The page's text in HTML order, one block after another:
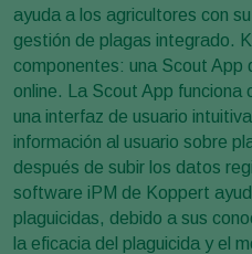
ayuda a los agricultores con
gestión de plagas integrado.
componentes: una Scout App
online. La Scout App funciona
una interfaz de usuario
información al usuario sobre
después de subir los datos
software iPM de Koppert
plaguicidas, debido a sus
la eficacia del plaguicida y el